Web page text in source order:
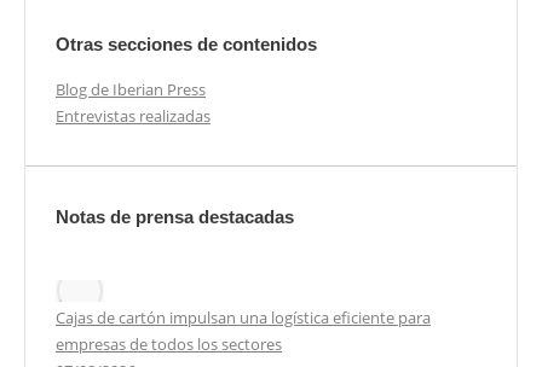
Otras secciones de contenidos
Blog de Iberian Press
Entrevistas realizadas
Notas de prensa destacadas
Cajas de cartón impulsan una logística eficiente para
empresas de todos los sectores